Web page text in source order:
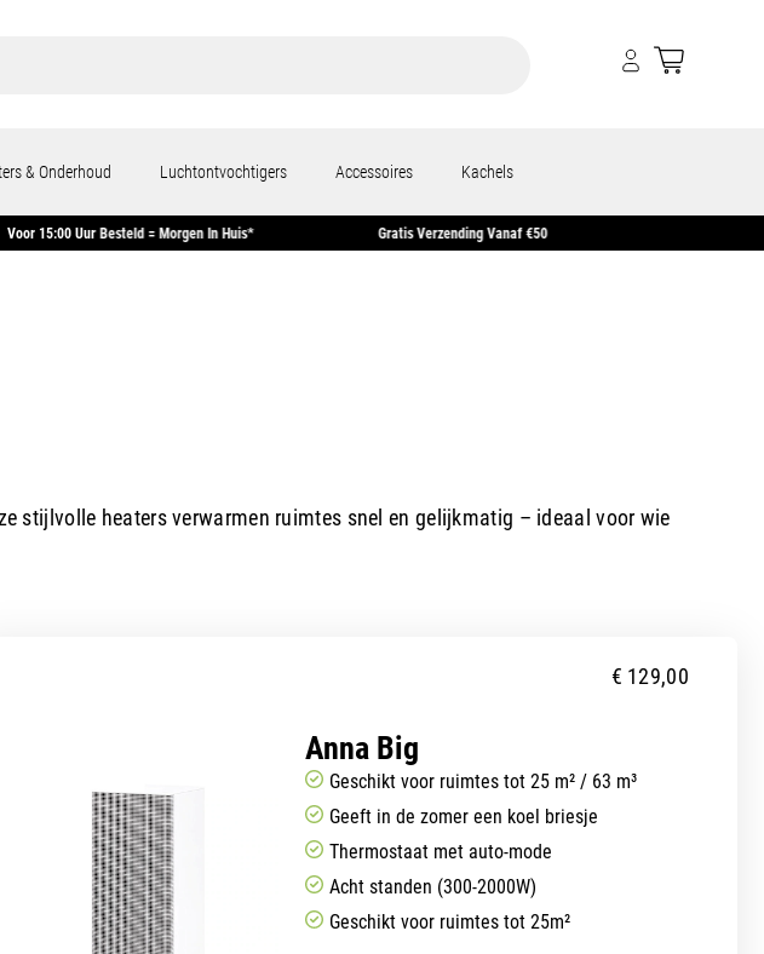
& Onderhoud Luchtontvochtigers Accessoires Kachels
Voor 15:00 Uur Besteld = Morgen In Huis* Gratis Verzending Vanaf €50
stijlvolle heaters verwarmen ruimtes snel en gelijkmatig – ideaal voor wie
€ 129,00
Anna Big
Geschikt voor ruimtes tot 25 m² / 63 m³
Geeft in de zomer een koel briesje
Thermostaat met auto-mode
Acht standen (300-2000W)
Geschikt voor ruimtes tot 25m²